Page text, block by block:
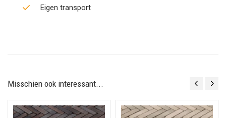
Eigen transport
Misschien ook interessant...